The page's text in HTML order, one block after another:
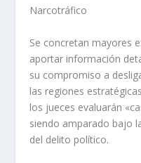
Narcotráfico
Se concretan mayores
aportar información
su compromiso a
las regiones
los jueces evaluarán
siendo amparado bajo
del delito político.